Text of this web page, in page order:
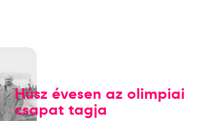
Húsz évesen az olimpiai
csapat tagja